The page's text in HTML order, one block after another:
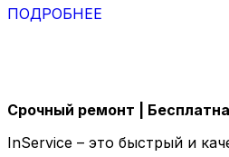
ПОДРОБНЕЕ
Срочный ремонт |
InService – это быстрый и